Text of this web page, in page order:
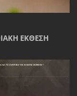
ΈΚΘΕΣΗ